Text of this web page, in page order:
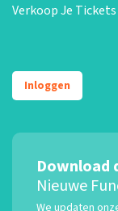
Verkoop Je Tickets
Inloggen
Download
Nieuwe
We updaten